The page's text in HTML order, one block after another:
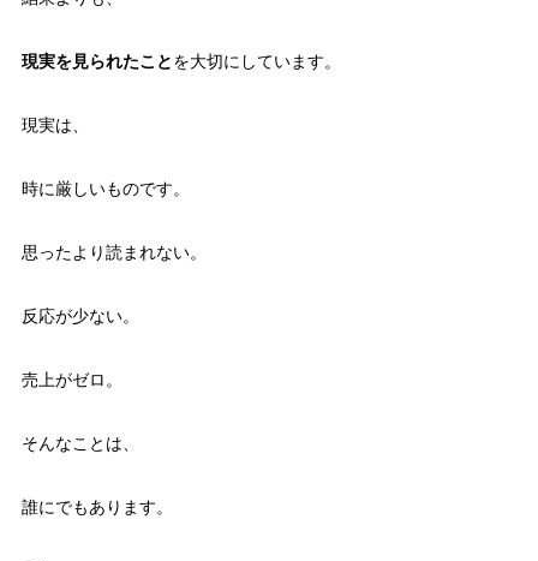
現実を見られたことを大切にしています。
現実は、
時に厳しいものです。
思ったより読まれない。
反応が少ない。
売上がゼロ。
そんなことは、
誰にでもあります。